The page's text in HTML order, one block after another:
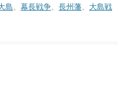
島、 幕長戦争、 長州藩、 大島戦